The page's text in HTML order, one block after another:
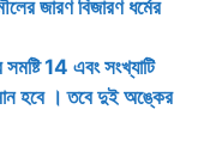
জারণ বিজারণ ধর্মের
14 এবং সংখ্যাটি
হবে । তবে দুই অঙ্কের